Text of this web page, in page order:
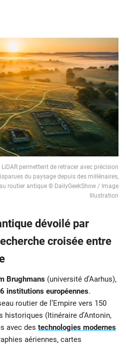
permettent de retracer avec précision
du paysage depuis des millénaires,
routier antique © DailyGeekShow / Image
Illustration
dévoilé par
croisée entre
Brughmans (université d’Aarhus),
institutions européennes.
routier de l’Empire vers 150
historiques (Itinéraire d’Antonin,
avec des technologies modernes
aériennes, cartes